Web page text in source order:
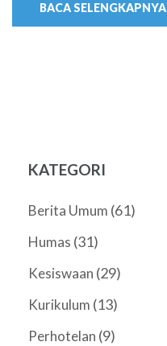
BACA SELENGKAPNYA
KATEGORI
Berita Umum (61)
Humas (31)
Kesiswaan (29)
Kurikulum (13)
Perhotelan (9)